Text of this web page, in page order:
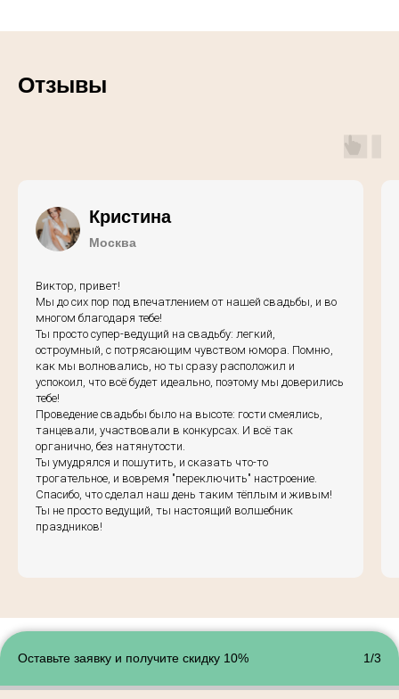
Отзывы
Кристина
Москва
Виктор, привет!
Мы до сих пор под впечатлением от нашей свадьбы, и во
многом благодаря тебе!
Ты просто супер-ведущий на свадьбу: легкий,
остроумный, с потрясающим чувством юмора. Помню,
как мы волновались, но ты сразу расположил и
успокоил, что всё будет идеально, поэтому мы доверились
тебе!
Проведение свадьбы было на высоте: гости смеялись,
танцевали, участвовали в конкурсах. И всё так
органично, без натянутости.
Ты умудрялся и пошутить, и сказать что-то
трогательное, и вовремя "переключить" настроение.
Спасибо, что сделал наш день таким тёплым и живым!
Ты не просто ведущий, ты настоящий волшебник
праздников!
Оставьте заявку и получите скидку 10% 1/3